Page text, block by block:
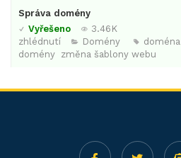
Správa domény
Vyřešeno
3.46K
zhlédnutí
Domény doména
domény změna šablony webu